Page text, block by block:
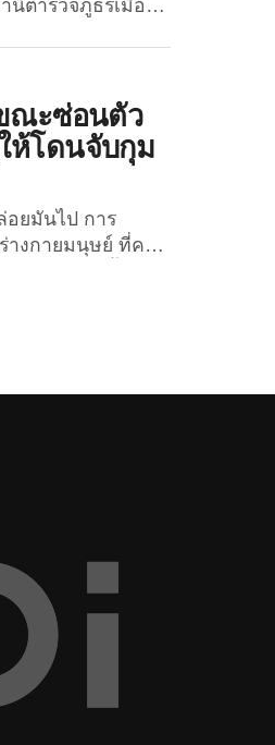
ยหายเกือบ 10
นีตำรวจภูธรเมือง
อื่นโดยทรมาน
วมกันตั้งแต่ 5 คน
นใช้ถุงดำคลุมหัว
” บาดเจ็บกระทั่ง
ามหลายประการ
องหนึ่งที่เป็นที่พูด
น็ต...
ณะซ่อนตัว
ห้โดนจับกุม
อยมันไป การ
างกายมนุษย์ ที่คน
รัฐมิสซูรี ได้
ไปเพื่อแกะรอยผู้
นึ่ง ภายในบ้านดัง
นใดนั้นก็ได้ยิน
ช่ว่าแค่เสียงดัง
ไปจนทำให้ตำรวจ
มกลางกลิ่นตดที่ยัง